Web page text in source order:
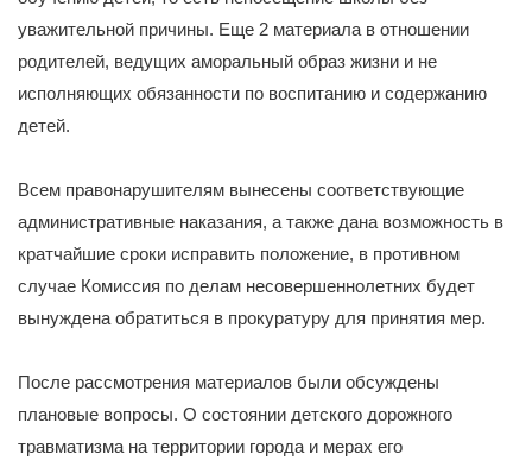
уважительной причины. Еще 2 материала в отношении
родителей, ведущих аморальный образ жизни и не
исполняющих обязанности по воспитанию и содержанию
детей.
Всем правонарушителям вынесены соответствующие
административные наказания, а также дана возможность в
кратчайшие сроки исправить положение, в противном
случае Комиссия по делам несовершеннолетних будет
вынуждена обратиться в прокуратуру для принятия мер.
После рассмотрения материалов были обсуждены
плановые вопросы. О состоянии детского дорожного
травматизма на территории города и мерах его